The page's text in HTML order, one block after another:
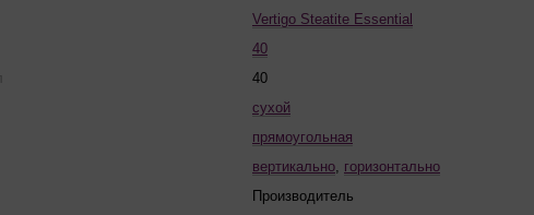
Vertigo Steatite Essential
40
40
сухой
прямоугольная
вертикально, горизонтально
Производитель